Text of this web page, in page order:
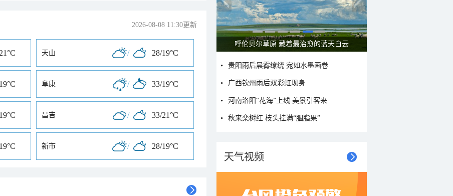
2026-08-08 11:30更新
天山 / 28/19°C
阜康 / 33/19°C
昌吉 / 33/21°C
新市 / 28/19°C
呼伦贝尔草原 藏着最治愈的蓝天白云
贵阳雨后晨雾缭绕 宛如水墨画卷
广西钦州雨后双彩虹现身
河南洛阳“花海”上线 美景引客来
秋来栾树红 枝头挂满“胭脂果”
天气视频